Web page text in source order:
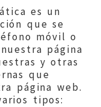
es un
que se
móvil o
página
y otras
que
página web.
tipos: